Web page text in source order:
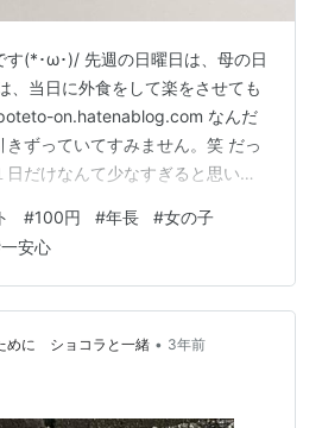
す(*･ω･)/ 先週の日曜日は、母の日
、当日に外食をして楽をさせても
on.hatenablog.com なんだ
ずっていてすみません。笑 だっ
だけなんて少なすぎると思いま
ても嬉しいことがあったので記録
グに書くことにしました(*´ω｀
がたいなぁなんて思っていたので
サプライズでプレゼントがあった
の嬉しいプレゼント …
#100円 #年長 #女の子
一安心
めに ショコラと一緒 • 3年前